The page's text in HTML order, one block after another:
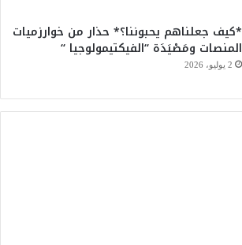
*كيف جعلناهم يحبوننا؟* حذار من خوارزميات
المنصات ومَصْيَدَة “الفيكتيمولوجيا “
2 يوليو، 2026